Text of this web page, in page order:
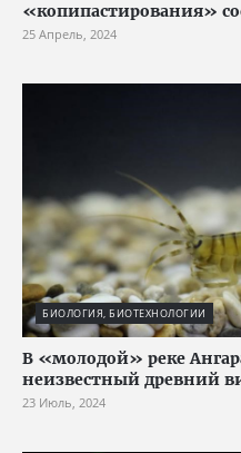
«копипастирования»
25 Апрель, 2024
БИОЛОГИЯ, БИОТЕХНОЛОГИИ
В «молодой» реке
неизвестный древний
23 Июль, 2024